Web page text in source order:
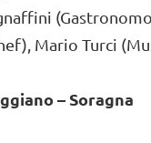
Mario Turci
– Soragna